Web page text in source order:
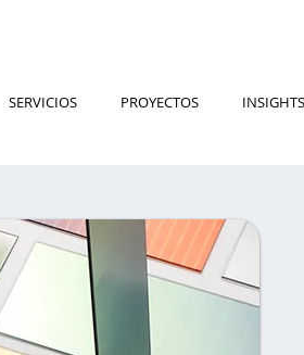
SERVICIOS PROYECTOS INSIGHTS